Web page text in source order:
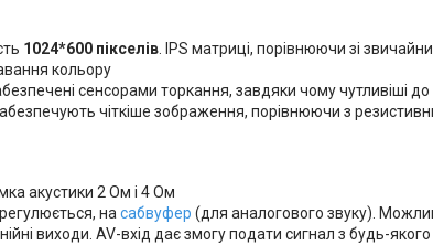
1024*600 пікселів. IPS матриці, порівнюючи зі
кольору
сенсорами торкання, завдяки чому чутливіші
чіткіше зображення, порівнюючи з
акустики 2 Oм і 4 Ом
регулюється, насабвуфер (для аналогового звуку).
виходи. AV-вхід дає змогу подати сигнал з будь-якого